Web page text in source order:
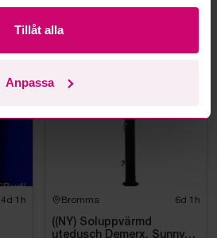
Tillåt alla
Anpassa
4d 1h Bromma 6d 1h
((NY) Soluppvärmd
utedusch Demerx, Sunny